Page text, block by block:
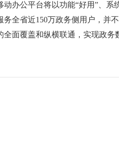
公平台将以功能“好用”、系统
务全省近150万政务侧用户，并
全面覆盖和纵横联通，实现政